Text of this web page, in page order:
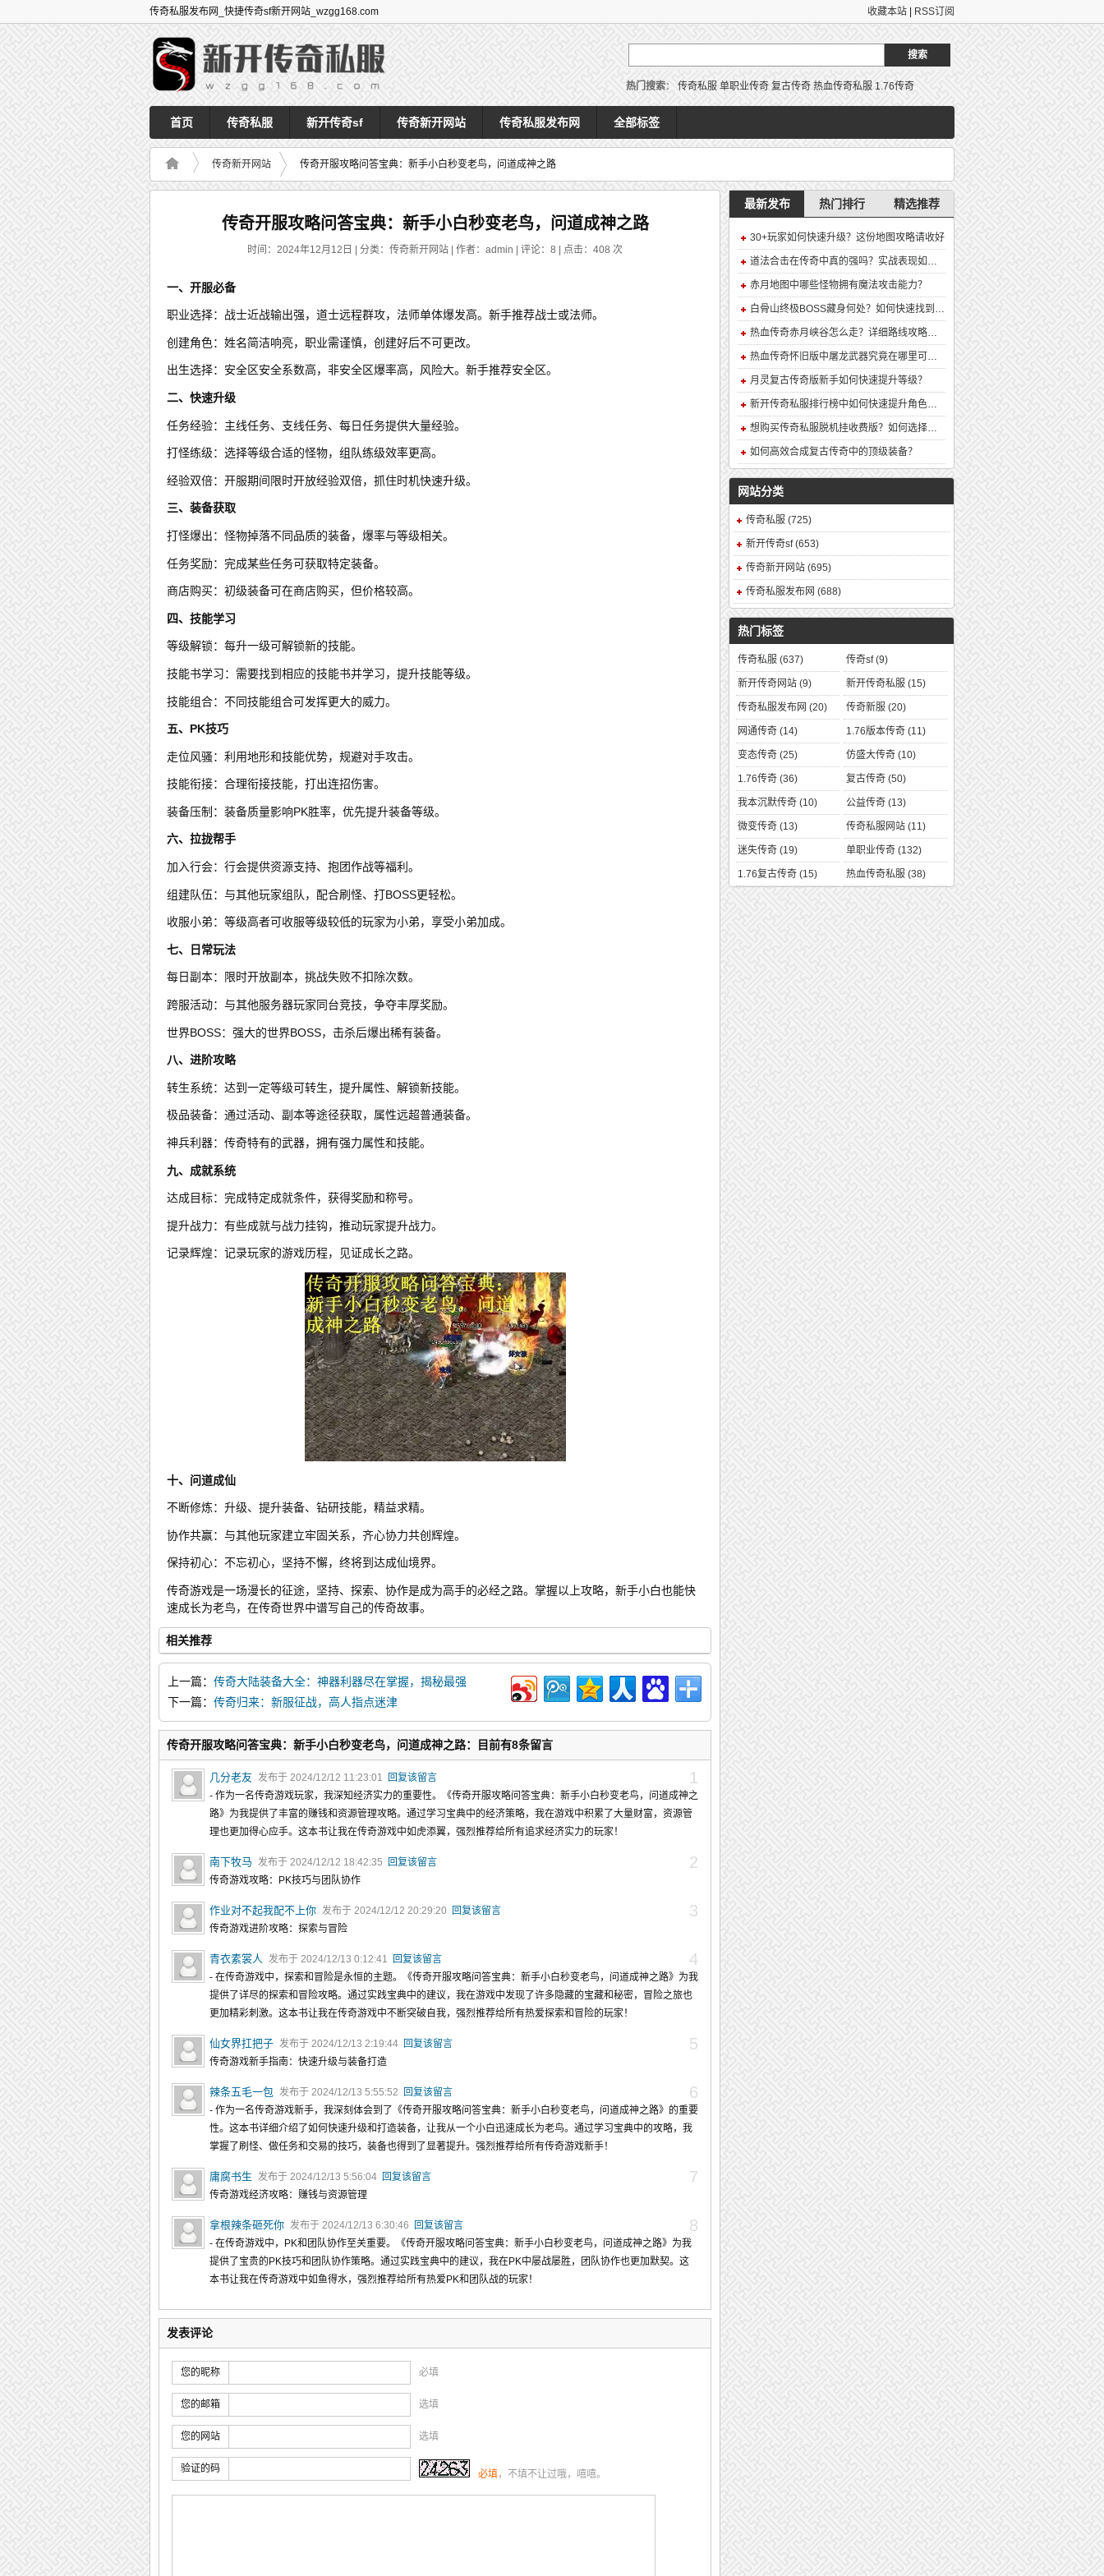
收藏本站 RSS订阅
传奇私服发布网_快捷传奇sf新开网站_wzgg168.com
热门搜索： 传奇私服 单职业传奇 复古传奇 热血传奇私服 1.76传奇
首页 传奇私服 新开传奇sf 传奇新开网站 传奇私服发布网 全部标签
传奇新开网站 传奇开服攻略问答宝典：新手小白秒变老鸟，问道成神之路
传奇开服攻略问答宝典：新手小白秒变老鸟，问道成神之路
时间：2024年12月12日 | 分类：传奇新开网站 | 作者：admin | 评论：8 | 点击： 408 次
一、开服必备
职业选择：战士近战输出强，道士远程群攻，法师单体爆发高。新手推荐战士或法师。
创建角色：姓名简洁响亮，职业需谨慎，创建好后不可更改。
出生选择：安全区安全系数高，非安全区爆率高，风险大。新手推荐安全区。
二、快速升级
任务经验：主线任务、支线任务、每日任务提供大量经验。
打怪练级：选择等级合适的怪物，组队练级效率更高。
经验双倍：开服期间限时开放经验双倍，抓住时机快速升级。
三、装备获取
打怪爆出：怪物掉落不同品质的装备，爆率与等级相关。
任务奖励：完成某些任务可获取特定装备。
商店购买：初级装备可在商店购买，但价格较高。
四、技能学习
等级解锁：每升一级可解锁新的技能。
技能书学习：需要找到相应的技能书并学习，提升技能等级。
技能组合：不同技能组合可发挥更大的威力。
五、PK技巧
走位风骚：利用地形和技能优势，规避对手攻击。
技能衔接：合理衔接技能，打出连招伤害。
装备压制：装备质量影响PK胜率，优先提升装备等级。
六、拉拢帮手
加入行会：行会提供资源支持、抱团作战等福利。
组建队伍：与其他玩家组队，配合刷怪、打BOSS更轻松。
收服小弟：等级高者可收服等级较低的玩家为小弟，享受小弟加成。
七、日常玩法
每日副本：限时开放副本，挑战失败不扣除次数。
跨服活动：与其他服务器玩家同台竞技，争夺丰厚奖励。
世界BOSS：强大的世界BOSS，击杀后爆出稀有装备。
八、进阶攻略
转生系统：达到一定等级可转生，提升属性、解锁新技能。
极品装备：通过活动、副本等途径获取，属性远超普通装备。
神兵利器：传奇特有的武器，拥有强力属性和技能。
九、成就系统
达成目标：完成特定成就条件，获得奖励和称号。
提升战力：有些成就与战力挂钩，推动玩家提升战力。
记录辉煌：记录玩家的游戏历程，见证成长之路。
十、问道成仙
不断修炼：升级、提升装备、钻研技能，精益求精。
协作共赢：与其他玩家建立牢固关系，齐心协力共创辉煌。
保持初心：不忘初心，坚持不懈，终将到达成仙境界。
传奇游戏是一场漫长的征途，坚持、探索、协作是成为高手的必经之路。掌握以上攻略，新手小白也能快
速成长为老鸟，在传奇世界中谱写自己的传奇故事。
相关推荐
上一篇： 传奇大陆装备大全：神器利器尽在掌握，揭秘最强
战士装配方案
下一篇： 传奇归来：新服征战，高人指点迷津
传奇开服攻略问答宝典：新手小白秒变老鸟，问道成神之路：目前有8条留言
1
几分老友 发布于 2024/12/12 11:23:01
回复该留言
- 作为一名传奇游戏玩家，我深知经济实力的重要性。《传奇开服攻略问答宝典：新手小白秒变老鸟，问道成神之
路》为我提供了丰富的赚钱和资源管理攻略。通过学习宝典中的经济策略，我在游戏中积累了大量财富，资源管
理也更加得心应手。这本书让我在传奇游戏中如虎添翼，强烈推荐给所有追求经济实力的玩家！
2
南下牧马 发布于 2024/12/12 18:42:35
回复该留言
传奇游戏攻略：PK技巧与团队协作
3
作业对不起我配不上你 发布于 2024/12/12 20:29:20
回复该留言
传奇游戏进阶攻略：探索与冒险
4
青衣素裳人 发布于 2024/12/13 0:12:41
回复该留言
- 在传奇游戏中，探索和冒险是永恒的主题。《传奇开服攻略问答宝典：新手小白秒变老鸟，问道成神之路》为我
提供了详尽的探索和冒险攻略。通过实践宝典中的建议，我在游戏中发现了许多隐藏的宝藏和秘密，冒险之旅也
更加精彩刺激。这本书让我在传奇游戏中不断突破自我，强烈推荐给所有热爱探索和冒险的玩家！
5
仙女界扛把子 发布于 2024/12/13 2:19:44 回复该留言
传奇游戏新手指南：快速升级与装备打造
6
辣条五毛一包 发布于 2024/12/13 5:55:52
回复该留言
- 作为一名传奇游戏新手，我深刻体会到了《传奇开服攻略问答宝典：新手小白秒变老鸟，问道成神之路》的重要
性。这本书详细介绍了如何快速升级和打造装备，让我从一个小白迅速成长为老鸟。通过学习宝典中的攻略，我
掌握了刷怪、做任务和交易的技巧，装备也得到了显著提升。强烈推荐给所有传奇游戏新手！
7
庸腐书生 发布于 2024/12/13 5:56:04 回复该留言
传奇游戏经济攻略：赚钱与资源管理
8
拿根辣条砸死你 发布于 2024/12/13 6:30:46
回复该留言
- 在传奇游戏中，PK和团队协作至关重要。《传奇开服攻略问答宝典：新手小白秒变老鸟，问道成神之路》为我
提供了宝贵的PK技巧和团队协作策略。通过实践宝典中的建议，我在PK中屡战屡胜，团队协作也更加默契。这
本书让我在传奇游戏中如鱼得水，强烈推荐给所有热爱PK和团队战的玩家！
发表评论
您的昵称 必填
您的邮箱 选填
您的网站 选填
验证的码 必填，不填不让过哦，嘻嘻。
最新发布 热门排行 精选推荐
30+玩家如何快速升级？这份地图攻略请收好
道法合击在传奇中真的强吗？实战表现如何？
赤月地图中哪些怪物拥有魔法攻击能力？
白骨山终极BOSS藏身何处？如何快速找到并击败它？
热血传奇赤月峡谷怎么走？详细路线攻略解析
热血传奇怀旧版中屠龙武器究竟在哪里可以合成？
月灵复古传奇版新手如何快速提升等级？
新开传奇私服排行榜中如何快速提升角色战力？
想购买传奇私服脱机挂收费版？如何选择安全可靠的版本？
如何高效合成复古传奇中的顶级装备？
网站分类
传奇私服 (725)
新开传奇sf(653)
传奇新开网站 (695)
传奇私服发布网 (688)
热门标签
传奇私服 (637) 传奇sf(9)
新开传奇网站 (9) 新开传奇私服(15)
传奇私服发布网 (20) 传奇新服(20)
网通传奇 (14) 1.76版本传奇(11)
变态传奇 (25) 仿盛大传奇(10)
1.76传奇 (36) 复古传奇(50)
我本沉默传奇 (10) 公益传奇(13)
微变传奇 (13) 传奇私服网站(11)
迷失传奇 (19) 单职业传奇(132)
1.76复古传奇 (15) 热血传奇私服(38)